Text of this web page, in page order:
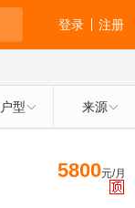
注册
登录
户型 来源
5800元/月